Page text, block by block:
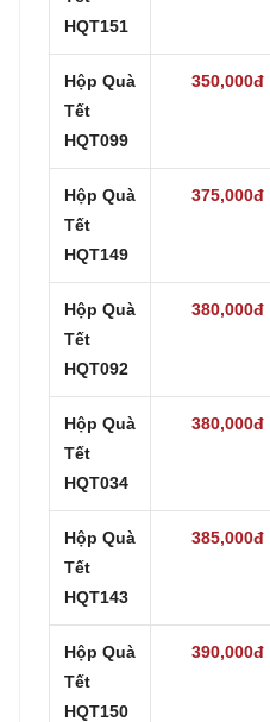
HQT151
Hộp Quà
Tết
HQT099
350,000đ
Hộp Quà
Tết
HQT149
375,000đ
Hộp Quà
Tết
HQT092
380,000đ
Hộp Quà
Tết
HQT034
380,000đ
Hộp Quà
Tết
HQT143
385,000đ
Hộp Quà
Tết
HQT150
390,000đ